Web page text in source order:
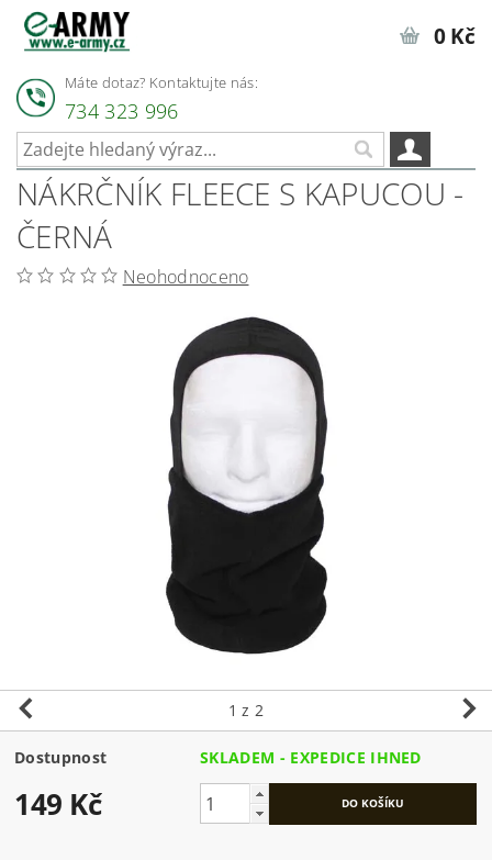
Máte dotaz? Kontaktujte nás:
734 323 996
0 Kč
NÁKRČNÍK FLEECE S KAPUCOU -
ČERNÁ
Neohodnoceno
1 z 2
Dostupnost SKLADEM - EXPEDICE IHNED
149 Kč